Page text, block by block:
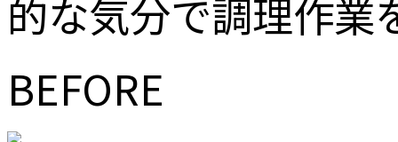
的な気分で調理作業
BEFORE